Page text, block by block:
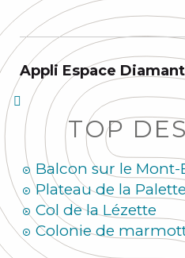
Appli Espace Diamant
TOP
Balcon sur le Mont-
Plateau de la Palette
Col de la Lézette
Colonie de